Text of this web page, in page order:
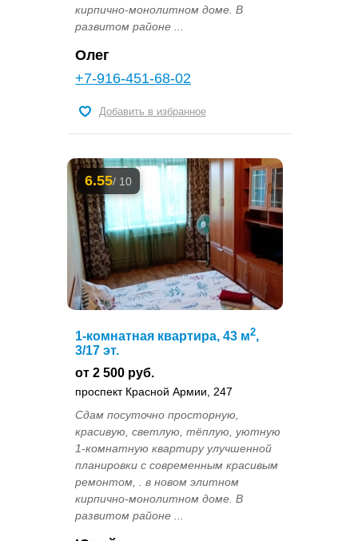
кирпично-монолитном доме. В
развитом районе ...
Олег
+7-916-451-68-02
Добавить в избранное
6.55/ 10
1-комнатная квартира, 43 м2,
3/17 эт.
от 2 500 руб.
проспект Красной Армии, 247
Сдам посуточно просторную,
красивую, светлую, тёплую, уютную
1-комнатную квартиру улучшенной
планировки с современным красивым
ремонтом, . в новом элитном
кирпично-монолитном доме. В
развитом районе ...